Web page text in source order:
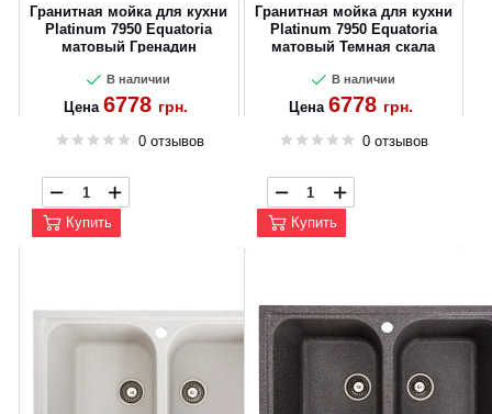
Гранитная мойка для кухни
Platinum 7950 Equatoria
матовый Гренадин
В наличии
Цена 6778 грн.
0 отзывов
Купить
Гранитная мойка для кухни
Platinum 7950 Equatoria
матовый Темная скала
В наличии
Цена 6778 грн.
0 отзывов
Купить